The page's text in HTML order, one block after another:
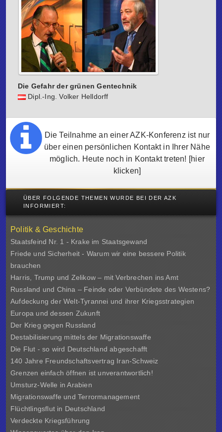
Die Gefahr der grünen Gentechnik
Dipl.-Ing. Volker Helldorff
Die Teilnahme an einer AZK-Konferenz ist nur
über einen persönlichen Kontakt in Ihrer Nähe
möglich. Heute noch in Kontakt treten! [hier
klicken]
ÜBER FOLGENDE THEMEN WURDE BEI DER AZK
INFORMIERT:
Politik & Geschichte
Staatsfeind Nr. 1 - Krake im Staatsgewand
Friede und Sicherheit - Warum wir eine bessere Politik
brauchen
Harris, Trump und Zelikow – mit Verbrechen ins Amt
Russland und China – Feinde oder Verbündete des Westens?
Aufdeckung der Welt-Tyrannei und ihrer Kriegsstrategien
Europa und dessen Zukunft
Der Krieg gegen Russland
Destabilisierung mittels der Migrationswaffe
Die Flut - so wird Deutschland abgeschafft
140 Jahre Freundschaftsvertrag Iran-Schweiz
Grenzen einfach öffnen ist unverantwortlich!
Umsturz-Welle in Arabien
Migrationswaffe und Terrormanagement
Flüchtlingsflut in Deutschland
Verdeckte Kriegsführung